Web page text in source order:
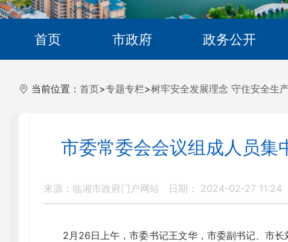
首页 市政府 政务公开
当前位置： 首页>专题专栏>树牢安全发展理念 守住安全生
市委常委会会议组成人员集
来源：临湘市政府门户网站 日期： 2024-02-27 11:24
2月26日上午，市委书记王文华，市委副书记、市长